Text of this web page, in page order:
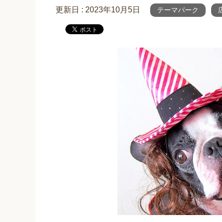
更新日 : 2023年10月5日 テーマパーク